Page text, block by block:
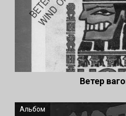
Ветер
Альбом